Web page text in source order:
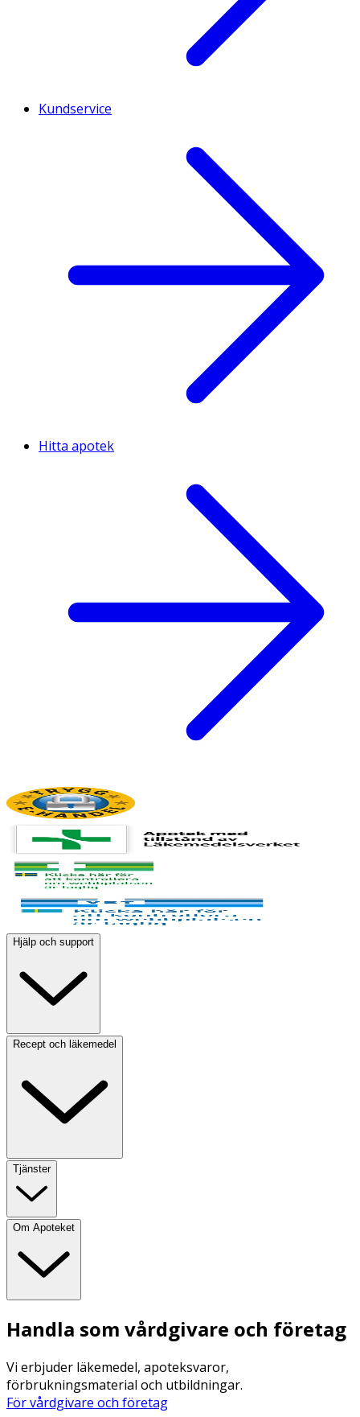
Kundservice
Hitta apotek
Hjälp och support
Recept och läkemedel
Tjänster
Om Apoteket
Handla som vårdgivare och företag
Vi erbjuder läkemedel, apoteksvaror,
förbrukningsmaterial och utbildningar.
För vårdgivare och företag